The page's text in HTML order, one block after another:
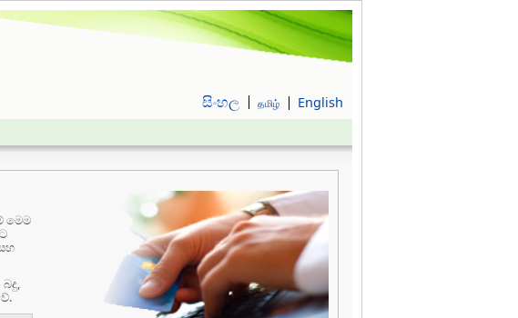
සිංහල தமிழ் English
මෙම